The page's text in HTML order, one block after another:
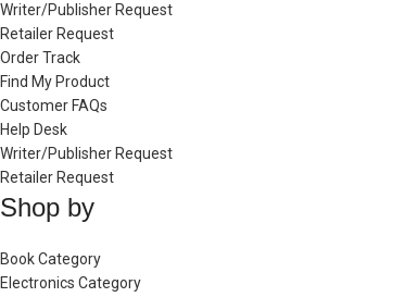
Writer/Publisher Request
Retailer Request
Order Track
Find My Product
Customer FAQs
Help Desk
Writer/Publisher Request
Retailer Request
Shop by
Book Category
Electronics Category